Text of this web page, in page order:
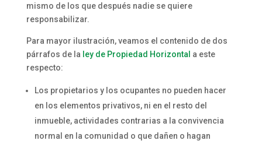
mismo de los que después nadie se quiere
responsabilizar.
Para mayor ilustración, veamos el contenido de dos
párrafos de la ley de Propiedad Horizontal a este
respecto:
Los propietarios y los ocupantes no pueden hacer
en los elementos privativos, ni en el resto del
inmueble, actividades contrarias a la convivencia
normal en la comunidad o que dañen o hagan